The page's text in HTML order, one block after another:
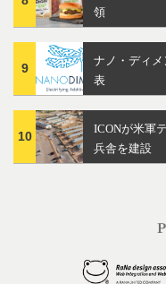
領
9
ナノ・ディ
表
10
ICONが米軍
兵舎を建設